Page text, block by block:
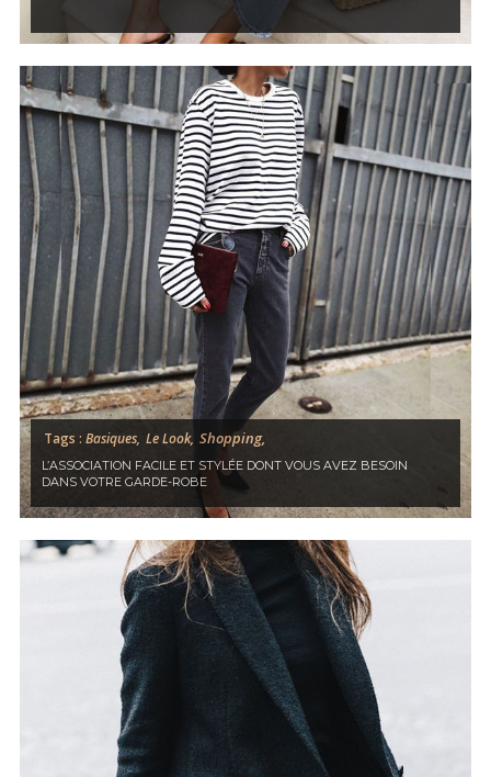
Tags : Basiques, Le Look, Shopping,
L’ASSOCIATION FACILE ET STYLÉE DONT VOUS AVEZ BESOIN
DANS VOTRE GARDE-ROBE